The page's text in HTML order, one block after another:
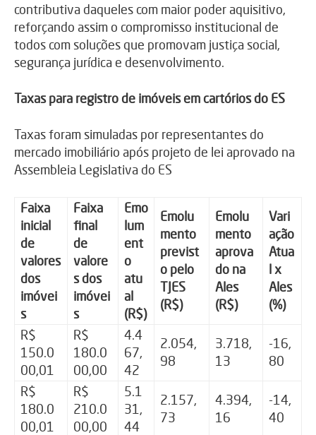
contributiva daqueles com maior poder aquisitivo,
reforçando assim o compromisso institucional de
todos com soluções que promovam justiça social,
segurança jurídica e desenvolvimento.
Taxas para registro de imóveis em cartórios do ES
Taxas foram simuladas por representantes do
mercado imobiliário após projeto de lei aprovado na
Assembleia Legislativa do ES
Faixa
inicial
de
valores
dos
imóvei
s
Faixa
final
de
valore
s dos
imóvei
s
Emo
lum
ent
o
atu
al
(R$)
Emolu
mento
previst
o pelo
TJES
(R$)
Emolu
mento
aprova
do na
Ales
(R$)
Vari
ação
Atua
l x
Ales
(%)
R$
150.0
00,01
R$
180.0
00,00
4.4
67,
42
2.054,
98
3.718,
13
-16,
80
R$
180.0
00,01
R$
210.0
00,00
5.1
31,
44
2.157,
73
4.394,
16
-14,
40